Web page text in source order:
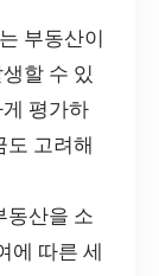
부동산이
할 수 있
평가하
도 고려해
동산을 소
에 따른 세